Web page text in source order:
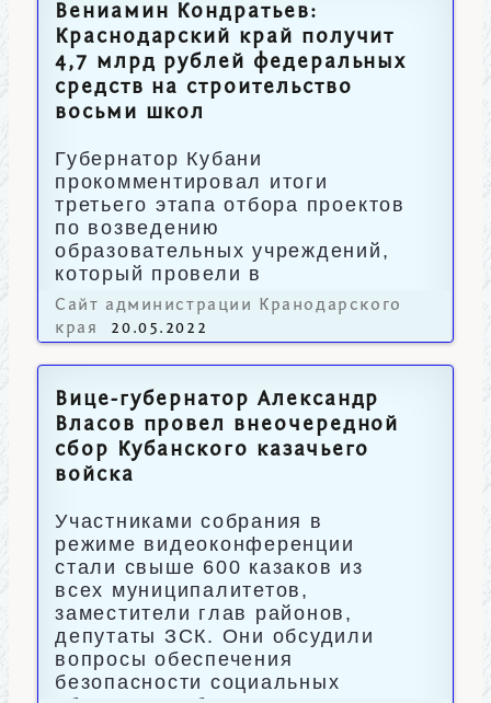
Вениамин Кондратьев:
Краснодарский край получит
4,7 млрд рублей федеральных
средств на строительство
восьми школ
Губернатор Кубани
прокомментировал итоги
третьего этапа отбора проектов
по возведению
образовательных учреждений,
который провели в
Минпросвещения РФ.
Сайт администрации Кранодарского
края
20.05.2022
Вице-губернатор Александр
Власов провел внеочередной
сбор Кубанского казачьего
войска
Участниками собрания в
режиме видеоконференции
стали свыше 600 казаков из
всех муниципалитетов,
заместители глав районов,
депутаты ЗСК. Они обсудили
вопросы обеспечения
безопасности социальных